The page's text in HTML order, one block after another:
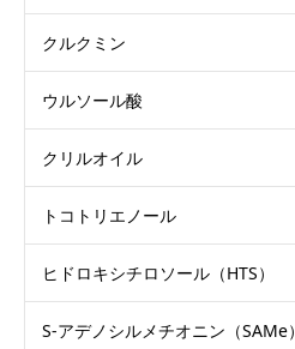
クルクミン
ウルソール酸
クリルオイル
トコトリエノール
ヒドロキシチロソール（HTS）
S-アデノシルメチオニン（SAMe）